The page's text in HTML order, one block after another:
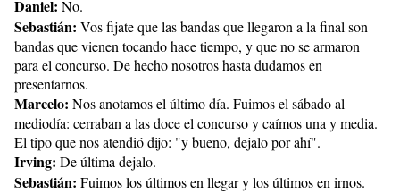
Daniel: No.
Sebastián: Vos fijate que las bandas que llegaron a la final son
bandas que vienen tocando hace tiempo, y que no se armaron
para el concurso. De hecho nosotros hasta dudamos en
presentarnos.
Marcelo: Nos anotamos el último día. Fuimos el sábado al
mediodía: cerraban a las doce el concurso y caímos una y media.
El tipo que nos atendió dijo: "y bueno, dejalo por ahí".
Irving: De última dejalo.
Sebastián: Fuimos los últimos en llegar y los últimos en irnos.